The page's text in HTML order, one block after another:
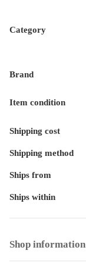
Category
Brand
Item condition
Shipping cost
Shipping method
Ships from
Ships within
Shop information